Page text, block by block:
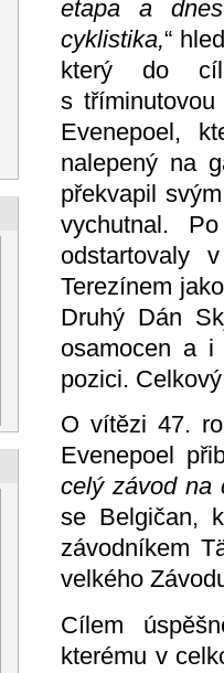
etapa a
cyklistika,“
který do
s
Evenepoel,
nalepený na
překvapil
vychutnal.
odstartovaly
Terezínem
Druhý Dán
osamocen a i
pozici.
O vítězi 47.
Evenepoel
celý závod na
se Belgičan,
závodníkem
velkého
Cílem
kterému v